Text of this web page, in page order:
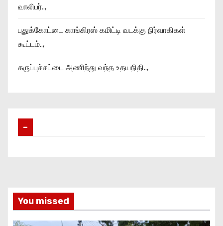
வாலிபர்..,
புதுக்கோட்டை காங்கிரஸ் கமிட்டி வடக்கு நிர்வாகிகள்
கூட்டம்..,
கருப்புச்சட்டை அணிந்து வந்த உதயநிதி..,
–
You missed